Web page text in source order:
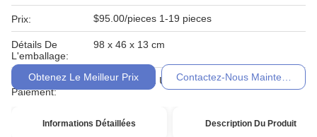
Prix: $95.00/pieces 1-19 pieces
Détails De
L'emballage:
98 x 46 x 13 cm
Conditions De
Paiement:
T / T, Western Union, Moneygram
Obtenez Le Meilleur Prix Contactez-Nous Maintenant
Informations Détaillées Description Du Produit